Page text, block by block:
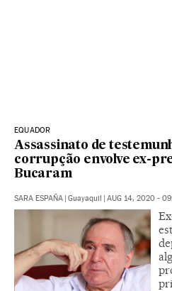
EQUADOR
Assassinato de
corrupção envolve ex-
Bucaram
SARA ESPAÑA | Guayaquil | AUG 14, 2020 -